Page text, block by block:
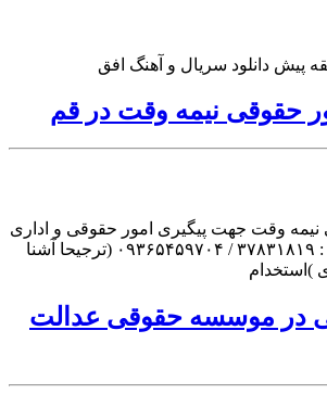
حقوقی نیمه وقت در قم
وقت جهت پیگیری امور حقوقی و اداری
در قم نیازمندیم. تلفن : ۳۷۸۳۱۸۱۹ / ۰۹۳۶۵۴۵۹۷۰۴ (ترجیحا آشنا
)استخدام
در موسسه حقوقی عدالت